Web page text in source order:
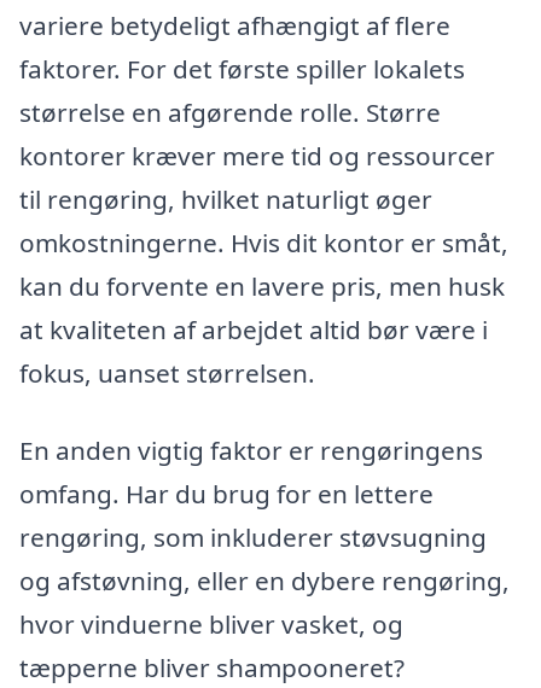
variere betydeligt afhængigt af flere
faktorer. For det første spiller lokalets
størrelse en afgørende rolle. Større
kontorer kræver mere tid og ressourcer
til rengøring, hvilket naturligt øger
omkostningerne. Hvis dit kontor er småt,
kan du forvente en lavere pris, men husk
at kvaliteten af arbejdet altid bør være i
fokus, uanset størrelsen.
En anden vigtig faktor er rengøringens
omfang. Har du brug for en lettere
rengøring, som inkluderer støvsugning
og afstøvning, eller en dybere rengøring,
hvor vinduerne bliver vasket, og
tæpperne bliver shampooneret?